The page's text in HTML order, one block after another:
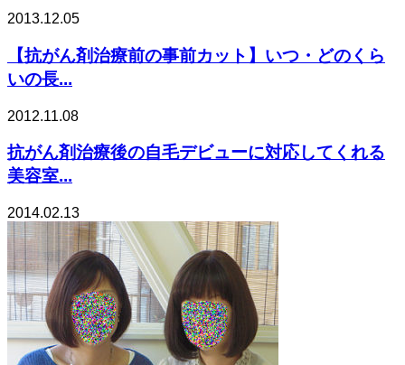
2013.12.05
【抗がん剤治療前の事前カット】いつ・どのくら
いの長...
2012.11.08
抗がん剤治療後の自毛デビューに対応してくれる
美容室...
2014.02.13